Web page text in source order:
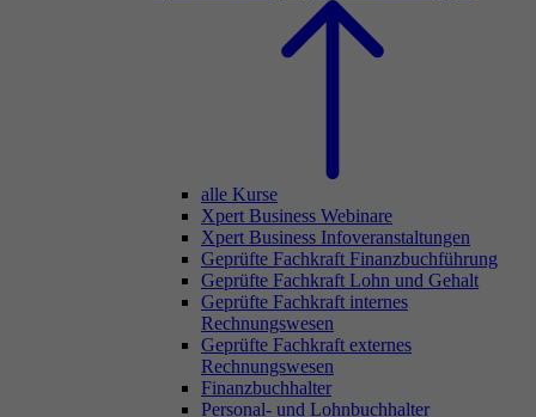
alle Kurse
Xpert Business Webinare
Xpert Business Infoveranstaltungen
Geprüfte Fachkraft Finanzbuchführung
Geprüfte Fachkraft Lohn und Gehalt
Geprüfte Fachkraft internes
Rechnungswesen
Geprüfte Fachkraft externes
Rechnungswesen
Finanzbuchhalter
Personal- und Lohnbuchhalter